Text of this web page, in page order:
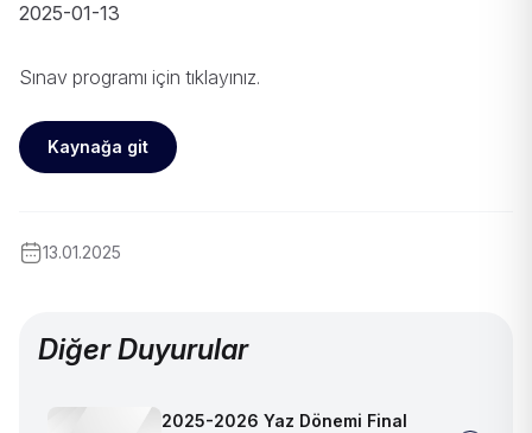
2025-01-13
Sınav programı için tıklayınız.
Kaynağa git
13.01.2025
Diğer Duyurular
2025-2026 Yaz Dönemi Final